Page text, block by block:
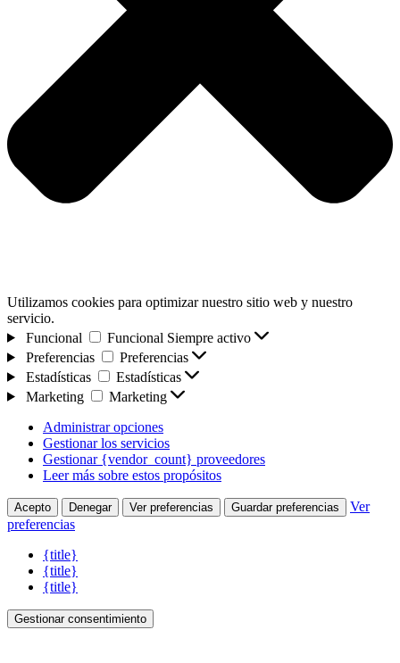
Utilizamos cookies para optimizar nuestro sitio web y nuestro
servicio.
Funcional
Funcional Siempre activo
Preferencias
Preferencias
Estadísticas
Estadísticas
Marketing
Marketing
Administrar opciones
Gestionar los servicios
Gestionar {vendor_count} proveedores
Leer más sobre estos propósitos
Acepto Denegar Ver preferencias Guardar preferencias
Ver
preferencias
{title}
{title}
{title}
Gestionar consentimiento